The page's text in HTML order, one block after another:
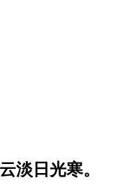
淡日光寒。